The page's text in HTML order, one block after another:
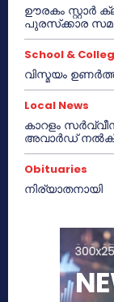
ഊരകം സ്റ്റാർ
പുരസ്‌ക്കാര
School &
വിസ്മയം
Local News
കാറളം
അവാർഡ്
Obituaries
നിര്യാതനായി